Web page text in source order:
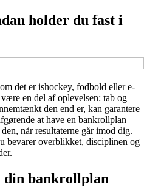
holder du fast i
det er ishockey, fodbold eller e-
en del af oplevelsen: tab og
den end er, kan garantere
at have en bankrollplan –
når resultaterne går imod dig.
bevarer overblikket, disciplinen og
din bankrollplan